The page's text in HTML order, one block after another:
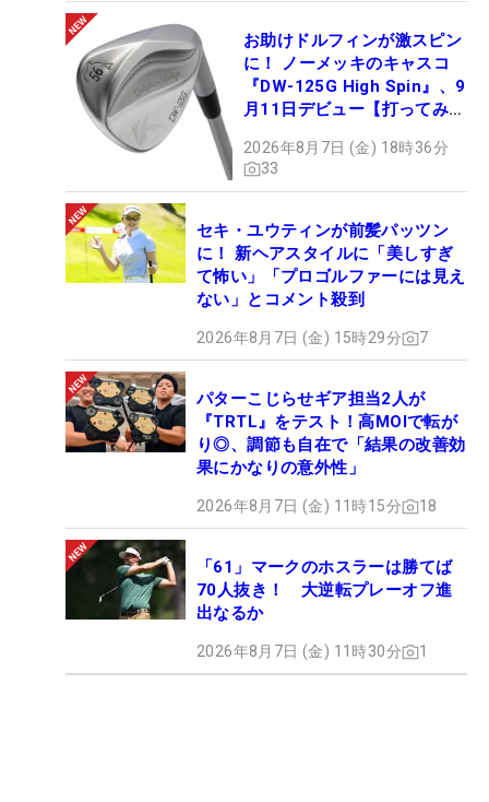
お助けドルフィンが激スピン
に！ ノーメッキのキャスコ
『DW-125G High Spin』、9
月11日デビュー【打ってみ
2026年8月7日 (金) 18時36分
33
セキ・ユウティンが前髪パッツン
に！ 新ヘアスタイルに「美しすぎ
て怖い」「プロゴルファーには見え
ない」とコメント殺到
2026年8月7日 (金) 15時29分 7
パターこじらせギア担当2人が
『TRTL』をテスト！高MOIで転が
り◎、調節も自在で「結果の改善効
果にかなりの意外性」
2026年8月7日 (金) 11時15分 18
「61」マークのホスラーは勝てば
70人抜き！ 大逆転プレーオフ進
出なるか
2026年8月7日 (金) 11時30分 1